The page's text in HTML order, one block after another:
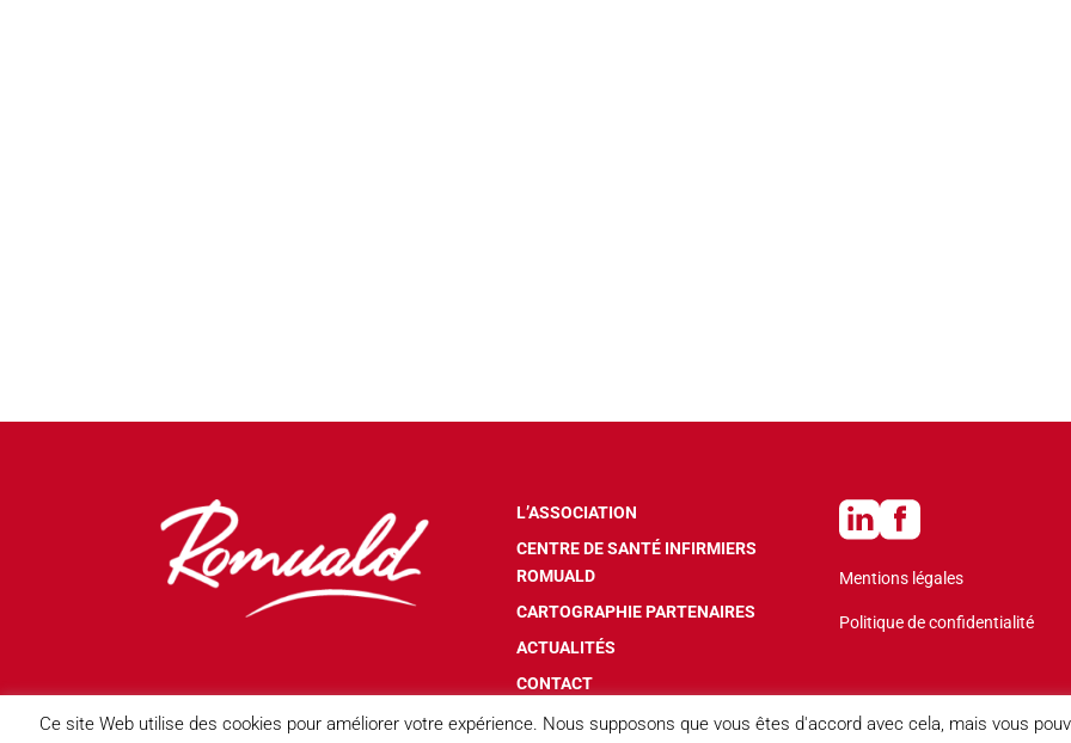
L’ASSOCIATION
CENTRE DE SANTÉ INFIRMIERS
ROMUALD
CARTOGRAPHIE PARTENAIRES
ACTUALITÉS
CONTACT
Mentions légales
Politique de confidentialité
Ce site Web utilise des cookies pour améliorer votre expérience. Nous supposons que vous êtes d'accord avec cela, mais vous